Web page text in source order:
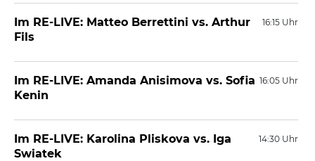
16:15 Uhr
Im RE-LIVE: Matteo Berrettini vs. Arthur
Fils
16:05 Uhr
Im RE-LIVE: Amanda Anisimova vs. Sofia
Kenin
14:30 Uhr
Im RE-LIVE: Karolina Pliskova vs. Iga
Swiatek